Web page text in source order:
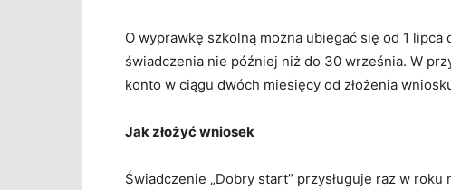
O wyprawkę szkolną można ubiegać się od 1 lipca
świadczenia nie później niż do 30 września. W
konto w ciągu dwóch miesięcy od złożenia
Jak złożyć wniosek
Świadczenie „Dobry start” przysługuje raz w